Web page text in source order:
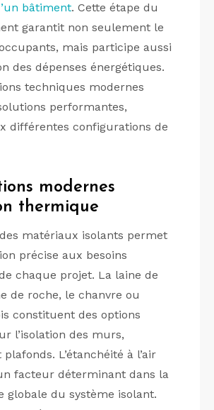
bâtiment. Cette étape du
garantit non seulement le
mais participe aussi
des dépenses énergétiques.
techniques modernes
performantes,
différentes configurations de
modernes
thermique
matériaux isolants permet
précise aux besoins
chaque projet. La laine de
de roche, le chanvre ou
constituent des options
l’isolation des murs,
L’étanchéité à l’air
facteur déterminant dans la
globale du système isolant.